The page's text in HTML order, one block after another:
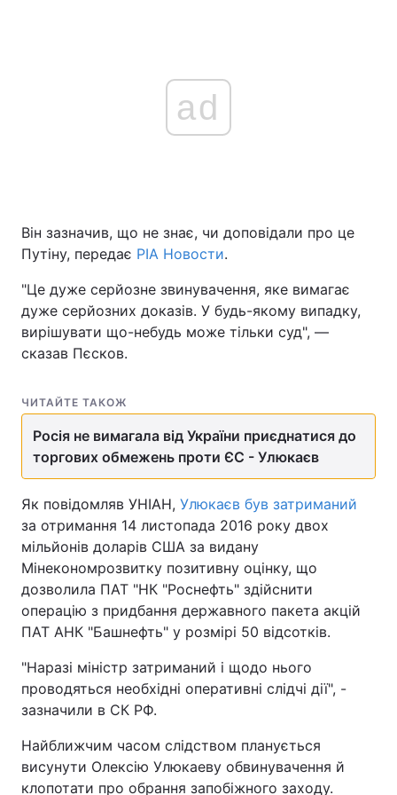
ad
Він зазначив, що не знає, чи доповідали про це
Путіну, передає РІА Новости.
"Це дуже серйозне звинувачення, яке вимагає
дуже серйозних доказів. У будь-якому випадку,
вирішувати що-небудь може тільки суд", —
сказав Пєсков.
ЧИТАЙТЕ ТАКОЖ
Росія не вимагала від України приєднатися до
торгових обмежень проти ЄС - Улюкаєв
Як повідомляв УНІАН, Улюкаєв був затриманий
за отримання 14 листопада 2016 року двох
мільйонів доларів США за видану
Мінекономрозвитку позитивну оцінку, що
дозволила ПАТ "НК "Роснефть" здійснити
операцію з придбання державного пакета акцій
ПАТ АНК "Башнефть" у розмірі 50 відсотків.
"Наразі міністр затриманий і щодо нього
проводяться необхідні оперативні слідчі дії", -
зазначили в СК РФ.
Найближчим часом слідством планується
висунути Олексію Улюкаеву обвинувачення й
клопотати про обрання запобіжного заходу.